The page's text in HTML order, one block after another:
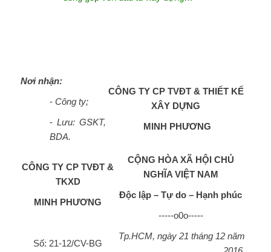
Nơi nhận:
- Công ty;
- Lưu: GSKT,
BDA.
CÔNG TY CP TVĐT & THIẾT KẾ
XÂY DỰNG
MINH PHƯƠNG
CÔNG TY CP TVĐT &
TKXD
MINH PHƯƠNG
Số: 21-12/CV-BG
CỘNG HÒA XÃ HỘI CHỦ
NGHĨA VIỆT NAM
Độc lập – Tự do – Hạnh phúc
-----o0o-----
Tp.HCM, ngày 21 tháng 12 năm